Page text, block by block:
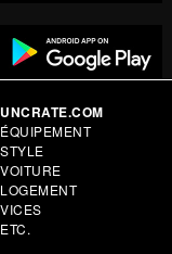
UNCRATE.COM
ÉQUIPEMENT
STYLE
VOITURE
LOGEMENT
VICES
ETC.